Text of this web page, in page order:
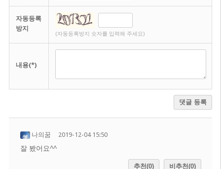
자동등록
방지
(자동등록방지 숫자를 입력해 주세요)
내용(*)
댓글 등록
나의꿈 2019-12-04 15:50
잘 봤어요^^
추천(0) 비추천(0)